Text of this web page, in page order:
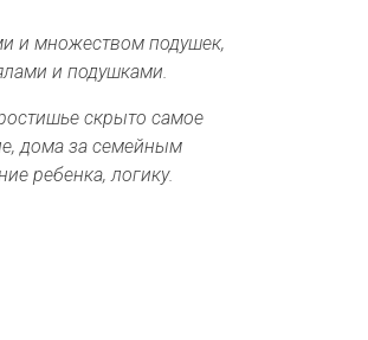
и множеством подушек,
и подушками.
скрыто самое
дома за семейным
ребенка, логику.